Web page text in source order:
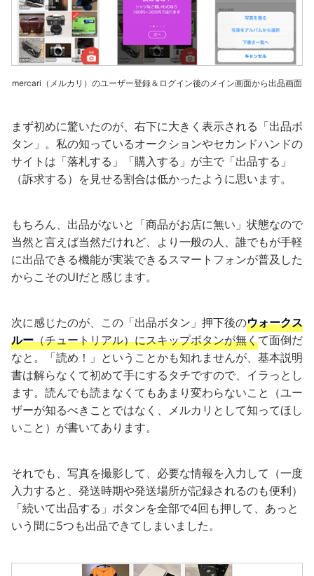
mercari（メルカリ）のユーザー登録＆ログイン後のメイン画面から出品画面
まず初めに驚いたのが、右下に大きく表示される「出品ボ
タン」。私の知っているオークションやセカンドハンドの
サイトは「落札する」「購入する」が主で「出品する」
（訴求する）を見せる割合は低かったように思います。
もちろん、出品がないと「商品がお店に無い」状態なので
当然と言えば当然だけれど、より一般の人、誰でもが手軽
に出品できる機能が実装できるスマートフォンが普及した
からこそのUIだと感じます。
次に感じたのが、この「出品ボタン」押下後のウォークス
ルー（チュートリアル）にスキップボタンが無くて面倒だ
なと。「読め！」ということかも知れませんが、基本説明
書は解らなくて初めて手にするタチですので、イラっとし
ます。読んでも読まなくてもあまり変わらないこと（ユー
ザーが知るべきことではなく、メルカリとして知ってほし
いこと）が書いてあります。
それでも、写真を撮影して、必要な情報を入力して（一度
入力すると、発送時期や発送場所が記録されるのも便利）
「続いて出品する」ボタンを全部で4回も押して、あっと
いう間に5つも出品できてしまいました。